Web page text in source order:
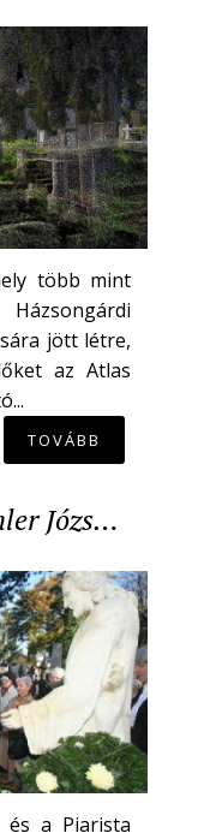
több mint
jött létre,
az Atlas
TOVÁBB
Józs…
a Piarista